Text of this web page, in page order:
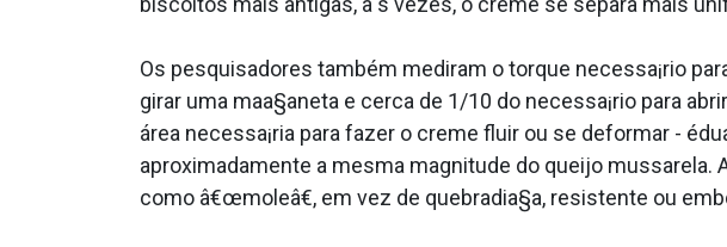
Os pesquisadores também mediram o torque necessa¡rio
girar uma maa§aneta e cerca de 1/10 do necessa¡rio para
área necessa¡ria para fazer o creme fluir ou se deformar -
aproximadamente a mesma magnitude do queijo
como â€œmoleâ€, em vez de quebradia§a, resistente ou